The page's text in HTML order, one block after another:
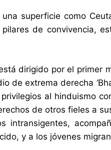
superficie como
de convivencia,
dirigido por el primer
de extrema derecha
al hinduismo
de otros fieles a
intransigentes,
y a los jóvenes